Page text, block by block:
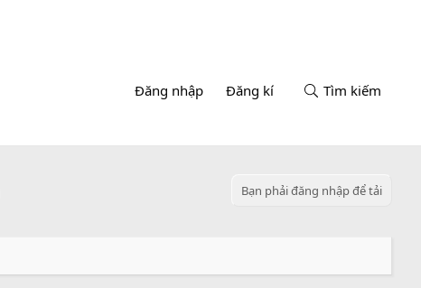
Đăng nhập Đăng kí Tìm kiếm
Bạn phải đăng nhập để tải